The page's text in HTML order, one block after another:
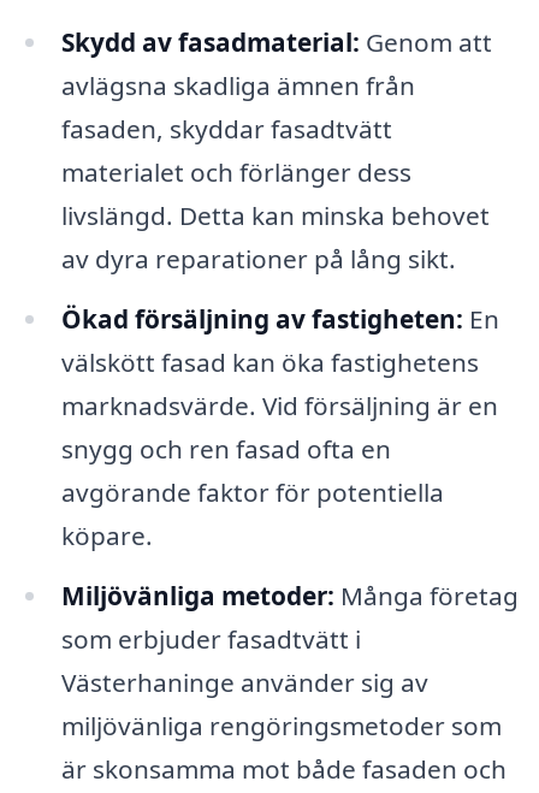
Skydd av fasadmaterial: Genom att
avlägsna skadliga ämnen från
fasaden, skyddar fasadtvätt
materialet och förlänger dess
livslängd. Detta kan minska behovet
av dyra reparationer på lång sikt.
Ökad försäljning av fastigheten: En
välskött fasad kan öka fastighetens
marknadsvärde. Vid försäljning är en
snygg och ren fasad ofta en
avgörande faktor för potentiella
köpare.
Miljövänliga metoder: Många företag
som erbjuder fasadtvätt i
Västerhaninge använder sig av
miljövänliga rengöringsmetoder som
är skonsamma mot både fasaden och